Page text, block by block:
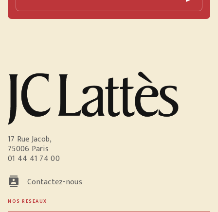
17 Rue Jacob,
75006 Paris
01 44 41 74 00
contacts Contactez-nous
NOS RÉSEAUX